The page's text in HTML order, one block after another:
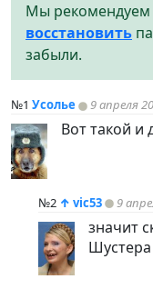
Мы
восстановить
забыли.
№1 Усолье 9 апреля
Вот такой
№2 ↑ vic53 9
значит
Шустера